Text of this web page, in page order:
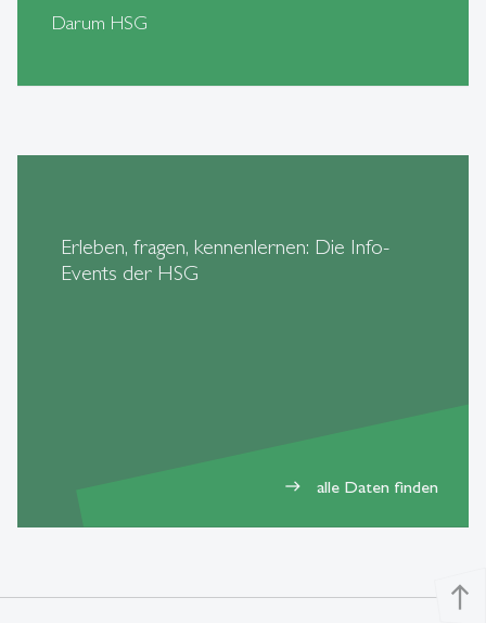
Darum HSG
Erleben, fragen, kennenlernen: Die Info-
Events der HSG
east alle Daten finden
north